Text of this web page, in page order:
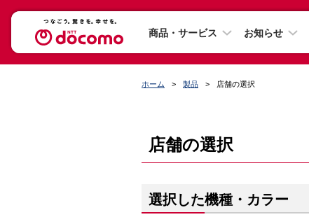
商品・サービス お知らせ
ホーム 製品 店舗の選択
店舗の選択
選択した機種・カラー